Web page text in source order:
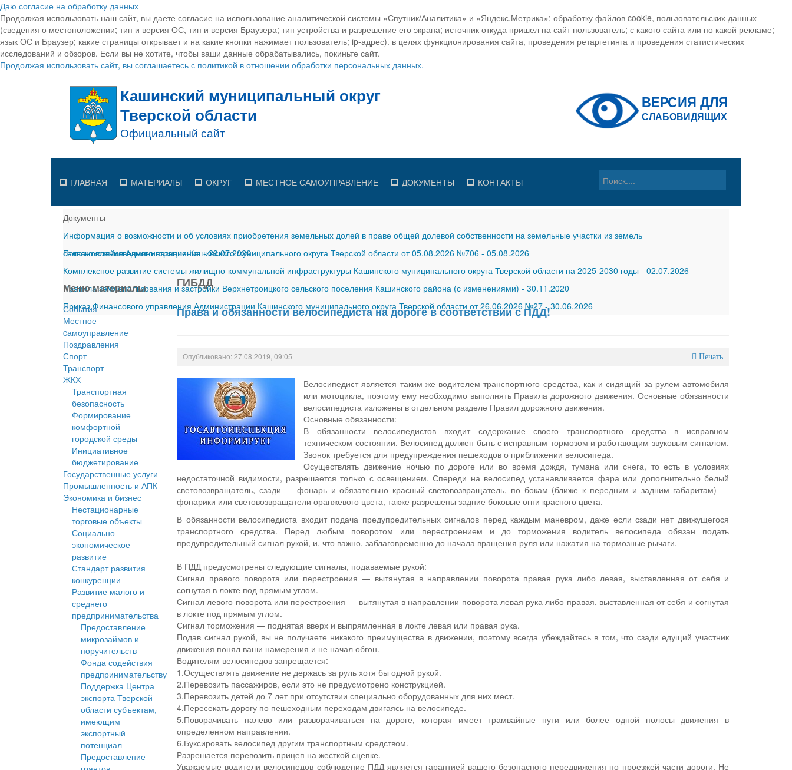
Даю согласие на обработку данных
Продолжая использовать наш сайт, вы даете согласие на использование аналитической системы «Спутник/Аналитика» и «Яндекс.Метрика»; обработку файлов cookie, пользовательских данных
(сведения о местоположении; тип и версия ОС, тип и версия Браузера; тип устройства и разрешение его экрана; источник откуда пришел на сайт пользователь; с какого сайта или по какой рекламе;
язык ОС и Браузер; какие страницы открывает и на какие кнопки нажимает пользователь; ip-адрес). в целях функционирования сайта, проведения ретаргетинга и проведения статистических
исследований и обзоров. Если вы не хотите, чтобы ваши данные обрабатывались, покиньте сайт.
Продолжая использовать сайт, вы соглашаетесь с политикой в отношении обработки персональных данных.
ГЛАВНАЯ МАТЕРИАЛЫ ОКРУГ МЕСТНОЕ САМОУПРАВЛЕНИЕ ДОКУМЕНТЫ КОНТАКТЫ
Документы
Информация о возможности и об условиях приобретения земельных долей в праве общей долевой собственности на земельные участки из земель
сельскохозяйственного назначения-29.07.2026
Постановление Администрации Кашинского муниципального округа Тверской области от 05.08.2026 №706 - 05.08.2026
Комплексное развитие системы жилищно-коммунальной инфраструктуры Кашинского муниципального округа Тверской области на 2025-2030 годы - 02.07.2026
Правила землепользования и застройки Верхнетроицкого сельского поселения Кашинского района (с изменениями) - 30.11.2020
Приказ Финансового управления Администрации Кашинского муниципального округа Тверской области от 26.06.2026 №27-30.06.2026
Меню материалы
События
Местное
cамоуправление
Поздравления
Спорт
Транспорт
ЖКХ
Транспортная
безопасность
Формирование
комфортной
городской среды
Инициативное
бюджетирование
Государственные услуги
Промышленность и АПК
Экономика и бизнес
Нестационарные
торговые объекты
Социально-
экономическое
развитие
Стандарт развития
конкуренции
Развитие малого и
среднего
предпринимательства
Предоставление
микрозаймов и
поручительств
Фонда содействия
предпринимательству
Поддержка Центра
экспорта Тверской
области субъектам,
имеющим
экспортный
потенциал
Предоставление
ГИБДД
Права и обязанности велосипедиста на дороге в соответствии с ПДД!
Опубликовано: 27.08.2019, 09:05 Печать
Велосипедист является таким же водителем транспортного средства, как и сидящий за рулем автомобиля
или мотоцикла, поэтому ему необходимо выполнять Правила дорожного движения. Основные обязанности
велосипедиста изложены в отдельном разделе Правил дорожного движения.
Основные обязанности:
В обязанности велосипедистов входит содержание своего транспортного средства в исправном
техническом состоянии. Велосипед должен быть с исправным тормозом и работающим звуковым сигналом.
Звонок требуется для предупреждения пешеходов о приближении велосипеда.
Осуществлять движение ночью по дороге или во время дождя, тумана или снега, то есть в условиях
недостаточной видимости, разрешается только с освещением. Спереди на велосипед устанавливается фара или дополнительно белый
световозвращатель, сзади — фонарь и обязательно красный световозвращатель, по бокам (ближе к передним и задним габаритам) —
фонарики или световозвращатели оранжевого цвета, также разрешены задние боковые огни красного цвета.
В обязанности велосипедиста входит подача предупредительных сигналов перед каждым маневром, даже если сзади нет движущегося
транспортного средства. Перед любым поворотом или перестроением и до торможения водитель велосипеда обязан подать
предупредительный сигнал рукой, и, что важно, заблаговременно до начала вращения руля или нажатия на тормозные рычаги.
В ПДД предусмотрены следующие сигналы, подаваемые рукой:
Сигнал правого поворота или перестроения — вытянутая в направлении поворота правая рука либо левая, выставленная от себя и
согнутая в локте под прямым углом.
Сигнал левого поворота или перестроения — вытянутая в направлении поворота левая рука либо правая, выставленная от себя и согнутая
в локте под прямым углом.
Сигнал торможения — поднятая вверх и выпрямленная в локте левая или правая рука.
Подав сигнал рукой, вы не получаете никакого преимущества в движении, поэтому всегда убеждайтесь в том, что сзади едущий участник
движения понял ваши намерения и не начал обгон.
Водителям велосипедов запрещается:
1.Осуществлять движение не держась за руль хотя бы одной рукой.
2.Перевозить пассажиров, если это не предусмотрено конструкцией.
3.Перевозить детей до 7 лет при отсутствии специально оборудованных для них мест.
4.Пересекать дорогу по пешеходным переходам двигаясь на велосипеде.
5.Поворачивать налево или разворачиваться на дороге, которая имеет трамвайные пути или более одной полосы движения в
определенном направлении.
6.Буксировать велосипед другим транспортным средством.
Разрешается перевозить прицеп на жесткой сцепке.
Уважаемые водители велосипедов соблюдение ПДД является гарантией вашего безопасного передвижения по проезжей части дороги. Не